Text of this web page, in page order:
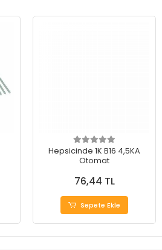
Hepsicinde 1K B16 4,5KA
Otomat
76,44 TL
Sepete Ekle